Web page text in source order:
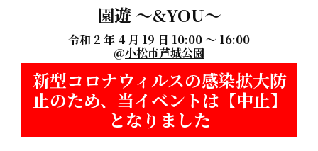
園遊 〜&YOU〜
令和 2 年 4 月 19 日 10:00 〜 16:00
@小松市芦城公園
新型コロナウィルスの感染拡大防
止のため、当イベントは【中止】
となりました